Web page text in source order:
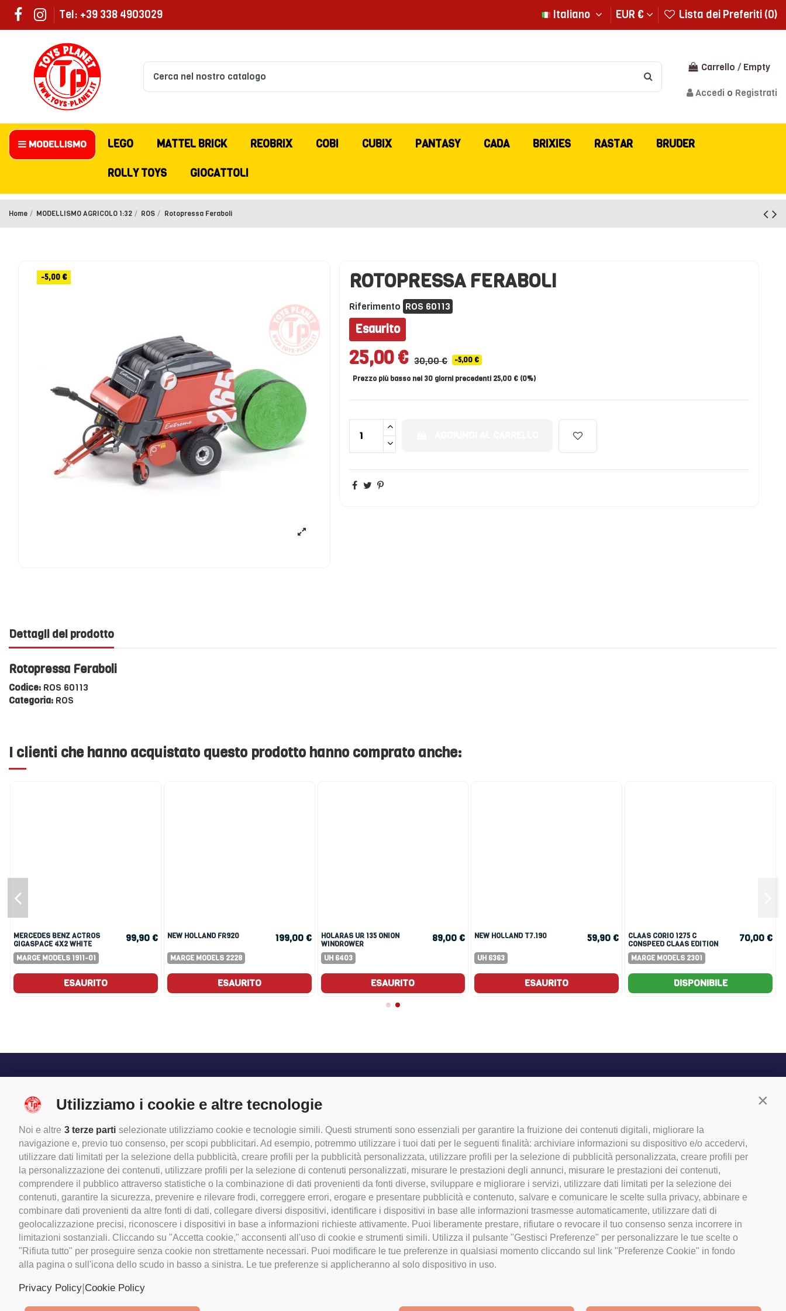
Utilizziamo i cookie e altre tecnologie
Noi e altre 3 terze parti selezionate utilizziamo cookie e tecnologie simili. Questi strumenti sono essenziali per garantire la fruizione dei contenuti digitali, migliorare la
navigazione e, previo tuo consenso, per scopi pubblicitari. Ad esempio, potremmo utilizzare i tuoi dati per le seguenti finalità: archiviare informazioni su dispositivo e/o accedervi,
utilizzare dati limitati per la selezione della pubblicità, creare profili per la pubblicità personalizzata, utilizzare profili per la selezione di pubblicità personalizzata, creare profili per
la personalizzazione dei contenuti, utilizzare profili per la selezione di contenuti personalizzati, misurare le prestazioni degli annunci, misurare le prestazioni dei contenuti,
comprendere il pubblico attraverso statistiche o la combinazione di dati provenienti da fonti diverse, sviluppare e migliorare i servizi, utilizzare dati limitati per la selezione dei
contenuti, garantire la sicurezza, prevenire e rilevare frodi, correggere errori, erogare e presentare pubblicità e contenuto, salvare e comunicare le scelte sulla privacy, abbinare e
combinare dati provenienti da altre fonti di dati, collegare diversi dispositivi, identificare i dispositivi in base alle informazioni trasmesse automaticamente, utilizzare dati di
geolocalizzazione precisi, riconoscere i dispositivi in base a informazioni richieste attivamente. Puoi liberamente prestare, rifiutare o revocare il tuo consenso senza incorrere in
limitazioni sostanziali. Cliccando su "Accetta cookie," acconsenti all'uso di cookie e strumenti simili. Utilizza il pulsante "Gestisci Preferenze" per personalizzare le tue scelte o
"Rifiuta tutto" per proseguire senza cookie non strettamente necessari. Puoi modificare le tue preferenze in qualsiasi momento cliccando sul link "Preferenze Cookie" in fondo
alla pagina o sull'icona dello scudo in basso a sinistra. Le tue preferenze si applicheranno al solo dispositivo in uso.
Privacy Policy|Cookie Policy
Tel: +39 338 4903029 Italiano EUR € Lista dei Preferiti (0)
Carrello /Empty
Accedi o Registrati
MODELLISMO LEGO MATTEL BRICK REOBRIX COBI CUBIX PANTASY CADA BRIXIES RASTAR BRUDER
ROLLY TOYS GIOCATTOLI
Home MODELLISMO AGRICOLO 1:32 ROS Rotopressa Feraboli
-5,00 € ROTOPRESSA FERABOLI
Riferimento ROS 60113
Esaurito
25,00 € 30,00 €
-5,00 €
Prezzo più basso nei 30 giorni precedenti 25,00 € (0%)
Dettagli del prodotto
Rotopressa Feraboli
Codice: ROS 60113
Categoria: ROS
I clienti che hanno acquistato questo prodotto hanno comprato anche:
MERCEDES BENZ ACTROS
GIGASPACE 4X2 WHITE
MARGE MODELS 1911-01
99,90 €
ESAURITO
NEW HOLLAND FR920
MARGE MODELS 2228
199,00 €
ESAURITO
HOLARAS UR 135 ONION
WINDROWER
UH 6403
89,00 €
ESAURITO
NEW HOLLAND T7.190
UH 6363
59,90 €
ESAURITO
CLAAS CORIO 1275 C
CONSPEED CLAAS EDITION
MARGE MODELS 2301
70,00 €
DISPONIBILE
Informazioni
Come Prenotare
Metodi di spedizione
Pagamenti
Orari Negozio
Contattaci
Offerte Speciali
Nuovi prodotti
Termini e condizioni d'uso
Privacy Policy
Cookie Policy
Le mie note di credito
I miei indirizzi
Le mie informazioni personali
I miei buoni
Via Brescia, 2 - 24055 Cologno al Serio
(BG) Italia
+39 338 4903029
info@toys-planet.it
P.IVA IT03964650166